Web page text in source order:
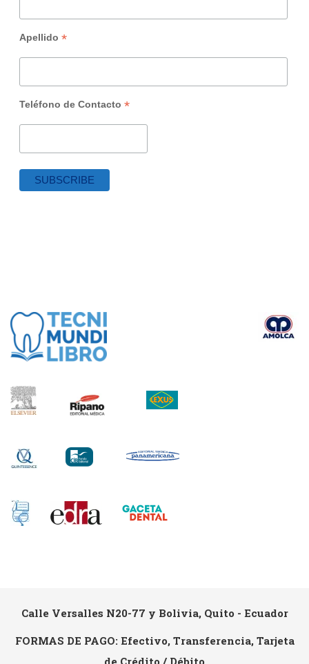
Apellido *
Teléfono de Contacto *
Calle Versalles N20-77 y Bolivia, Quito - Ecuador
FORMAS DE PAGO: Efectivo, Transferencia, Tarjeta
de Crédito / Débito